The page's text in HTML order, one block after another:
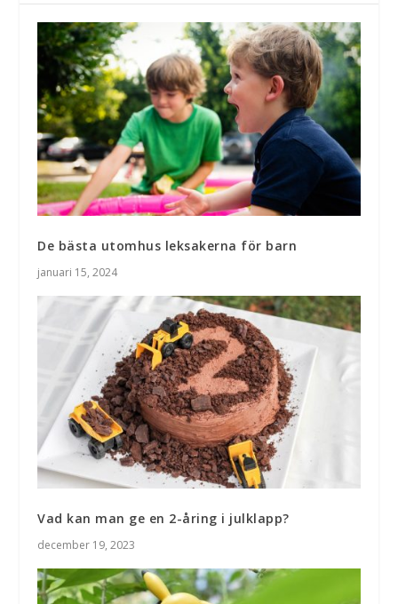
De bästa utomhus leksakerna för barn
januari 15, 2024
Vad kan man ge en 2-åring i julklapp?
december 19, 2023